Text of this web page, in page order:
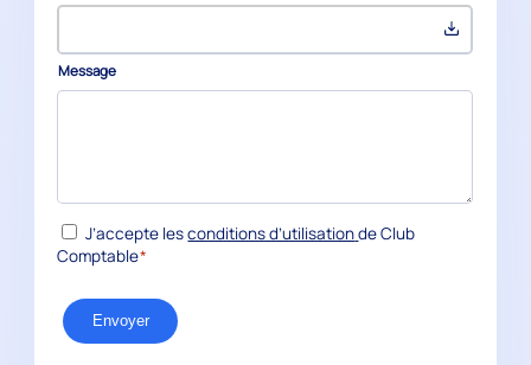
Message
RGPD*
J’accepte lesconditions d’utilisationde Club
Comptable*
Envoyer